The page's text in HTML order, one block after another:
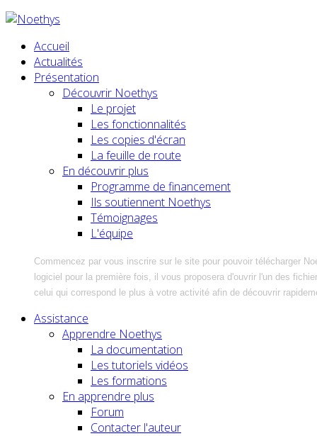
Accueil
Actualités
Présentation
Découvrir Noethys
Le projet
Les fonctionnalités
Les copies d'écran
La feuille de route
En découvrir plus
Programme de financement
Ils soutiennent Noethys
Témoignages
L'équipe
Commencez par vous inscrire sur le site pour pouvoir télécharger
logiciel pour la première fois, il vous proposera d'ouvrir l'un des
celui qui correspond le plus à votre activité afin de découvrir
Assistance
Apprendre Noethys
La documentation
Les tutoriels vidéos
Les formations
En apprendre plus
Forum
Contacter l'auteur